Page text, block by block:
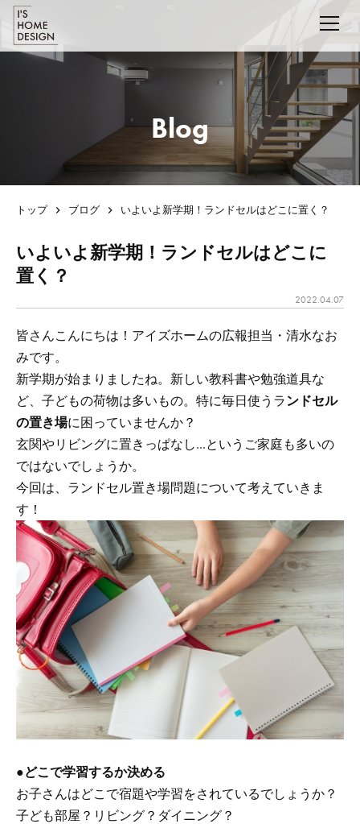
Blog
トップ ブログ いよいよ新学期！ランドセルはどこに置く？
いよいよ新学期！ランドセルはどこに
置く？
2022.04.07
皆さんこんにちは！アイズホームの広報担当・清水なお
みです。
新学期が始まりましたね。新しい教科書や勉強道具な
ど、子どもの荷物は多いもの。特に毎日使うラ ンドセル
の置き場に困っていませんか？
玄関やリビングに置きっぱなし…というご家庭も多いの
ではないでしょうか。
今回は、ランドセル置き場問題について考えていきま
す！
●どこで学習するか決める
お子さんはどこで宿題や学習をされているでしょうか？
子ども部屋？リビング？ダイニング？